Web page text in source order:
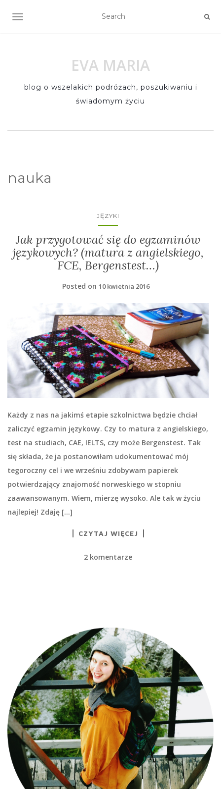
TOGGLE NAVIGATION
EVA MARIA
blog o wszelakich podróżach, poszukiwaniu i
świadomym życiu
nauka
JĘZYKI
Jak przygotować się do egzaminów
językowych? (matura z angielskiego,
FCE, Bergenstest…)
Posted on 10 kwietnia 2016
Każdy z nas na jakimś etapie szkolnictwa będzie chciał
zaliczyć egzamin językowy. Czy to matura z angielskiego,
test na studiach, CAE, IELTS, czy może Bergenstest. Tak
się składa, że ja postanowiłam udokumentować mój
tegoroczny cel i we wrześniu zdobywam papierek
potwierdzający znajomość norweskiego w stopniu
zaawansowanym. Wiem, mierzę wysoko. Ale tak w życiu
najlepiej! Zdaję […]
CZYTAJ WIĘCEJ
2 komentarze